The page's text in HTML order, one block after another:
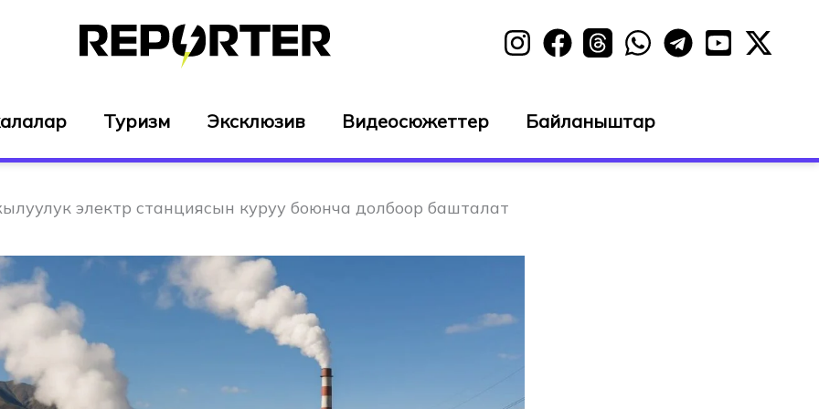
Туризм Эксклюзив Видеосюжеттер Байланыштар
электр станциясын куруу боюнча долбоор башталат